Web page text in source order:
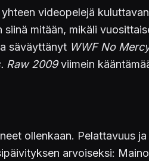
videopelejä
mitään, mikäli
säväyttänyt WWF No
Raw 2009viimein
ollenkaan. Pelattavuus
arvoiseksi: